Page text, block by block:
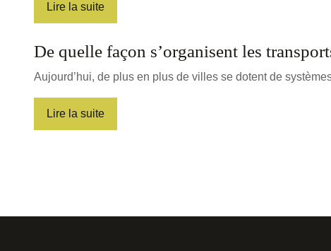
Lire la suite
De quelle façon s’organisent les
Aujourd’hui, de plus en plus de villes se dotent de
Lire la suite